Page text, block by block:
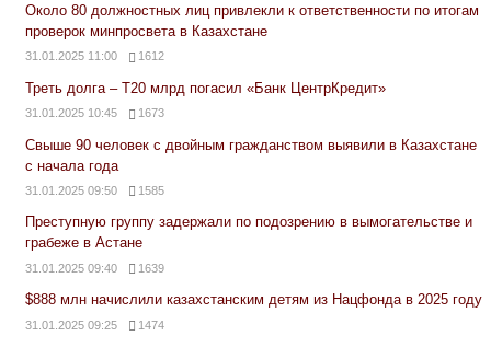
Около 80 должностных лиц привлекли к ответственности по итогам
проверок минпросвета в Казахстане
31.01.2025 11:00 1612
Треть долга – Т20 млрд погасил «Банк ЦентрКредит»
31.01.2025 10:45 1673
Свыше 90 человек с двойным гражданством выявили в Казахстане
с начала года
31.01.2025 09:50 1585
Преступную группу задержали по подозрению в вымогательстве и
грабеже в Астане
31.01.2025 09:40 1639
$888 млн начислили казахстанским детям из Нацфонда в 2025 году
31.01.2025 09:25 1474